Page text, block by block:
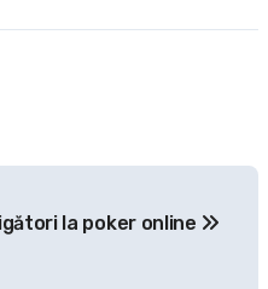
la poker online